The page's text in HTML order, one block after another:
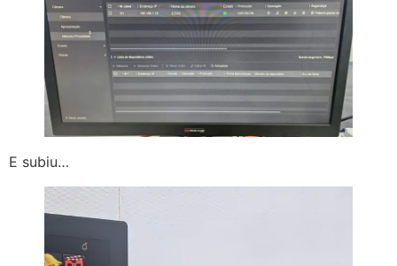
E subiu…